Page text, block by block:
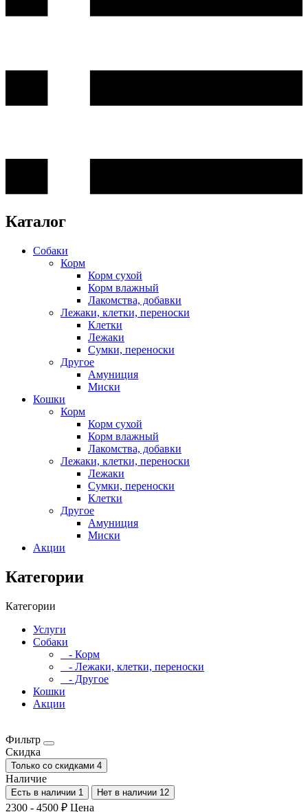
Каталог
Собаки
Корм
Корм сухой
Корм влажный
Лакомства, добавки
Лежаки, клетки, переноски
Клетки
Лежаки
Сумки, переноски
Другое
Амуниция
Миски
Кошки
Корм
Корм сухой
Корм влажный
Лакомства, добавки
Лежаки, клетки, переноски
Лежаки
Сумки, переноски
Клетки
Другое
Амуниция
Миски
Акции
Категории
Категории
Услуги
Собаки
- Корм
- Лежаки, клетки, переноски
- Другое
Кошки
Акции
Фильтр
Скидка
Только со cкидками 4
Наличие
Есть в наличии 1 Нет в наличии 12
2300 - 4500 ₽ Цена